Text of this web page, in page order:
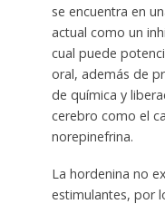
se encuentra en
actual como un
cual puede
oral, además de
de química y
cerebro como el
norepinefrina.
La hordenina no
estimulantes, por